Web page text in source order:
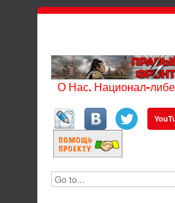
О Нас. Национал-